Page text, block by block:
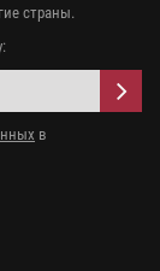
страны.
в